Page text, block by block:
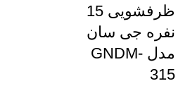
ظرفشویی 15
نفره جی سان
مدل GNDM-
315